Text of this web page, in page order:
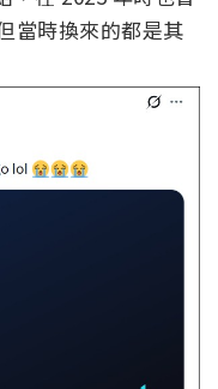
當時換來的都是其